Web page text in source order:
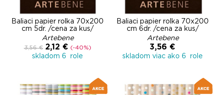
Baliaci papier rolka 70x200
cm 5dr. /cena za kus/
Artebene
3,56 € 2,12 € (-40%)
skladom 6 role
Baliaci papier rolka 70x200
cm 6dr. /cena za kus/
Artebene
3,56 €
skladom viac ako 6 role